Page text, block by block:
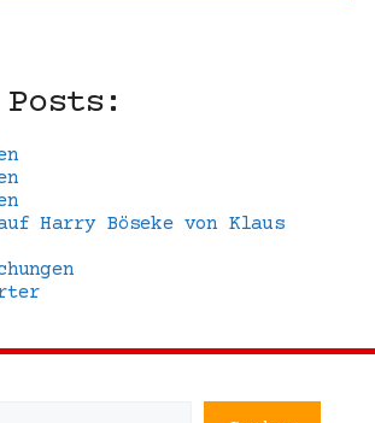
Harry Böseke von Klaus